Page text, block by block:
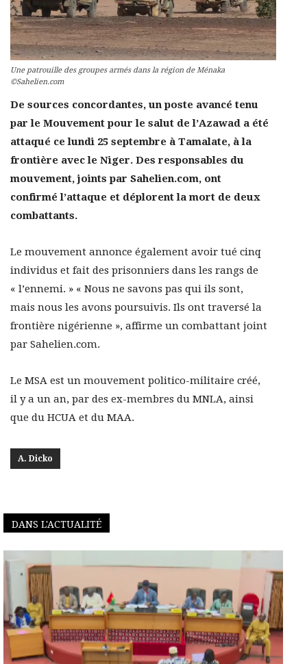
Une patrouille des groupes armés dans la région de Ménaka
©Sahelien.com
De sources concordantes, un poste avancé tenu
par le Mouvement pour le salut de l’Azawad a été
attaqué ce lundi 25 septembre à Tamalate, à la
frontière avec le Niger. Des responsables du
mouvement, joints par Sahelien.com, ont
confirmé l’attaque et déplorent la mort de deux
combattants.
Le mouvement annonce également avoir tué cinq
individus et fait des prisonniers dans les rangs de
« l’ennemi. » « Nous ne savons pas qui ils sont,
mais nous les avons poursuivis. Ils ont traversé la
frontière nigérienne », affirme un combattant joint
par Sahelien.com.
Le MSA est un mouvement politico-militaire créé,
il y a un an, par des ex-membres du MNLA, ainsi
que du HCUA et du MAA.
A. Dicko
DANS L'ACTUALITÉ